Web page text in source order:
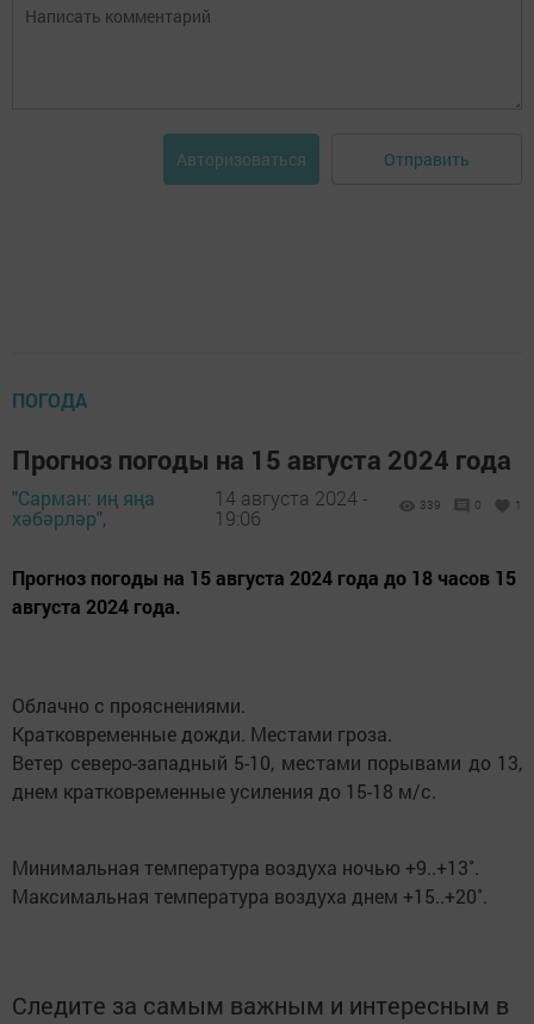
Авторизоваться Отправить
ПОГОДА
Прогноз погоды на 15 августа 2024 года
"Сарман: иң яңа
хәбәрләр",
14 августа 2024 -
19:06
339 0 1
Прогноз погоды на 15 августа 2024 года до 18 часов 15
августа 2024 года.
Облачно с прояснениями.
Кратковременные дожди. Местами гроза.
Ветер северо-западный 5-10, местами порывами до 13,
днем кратковременные усиления до 15-18 м/с.
Минимальная температура воздуха ночью +9..+13˚.
Максимальная температура воздуха днем +15..+20˚.
Следите за самым важным и интересным в